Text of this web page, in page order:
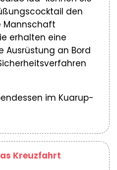
den
Mannschaft
erhalten eine
Ausrüstung an Bord
im Kuarup-
Kreuzfahrt